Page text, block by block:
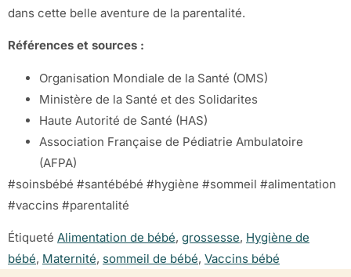
dans cette belle aventure de la parentalité.
Références et sources :
Organisation Mondiale de la Santé (OMS)
Ministère de la Santé et des Solidarites
Haute Autorité de Santé (HAS)
Association Française de Pédiatrie Ambulatoire
(AFPA)
#soinsbébé #santébébé #hygiène #sommeil #alimentation
#vaccins #parentalité
Étiqueté Alimentation de bébé, grossesse, Hygiène de
bébé, Maternité, sommeil de bébé, Vaccins bébé